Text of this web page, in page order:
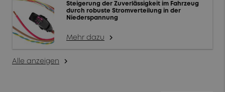
Steigerung der Zuverlässigkeit im Fahrzeug
durch robuste Stromverteilung in der
Niederspannung
Mehr dazu arrow_forward_ios
Alle anzeigen arrow_forward_ios